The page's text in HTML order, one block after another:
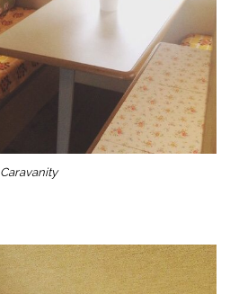
Caravanity